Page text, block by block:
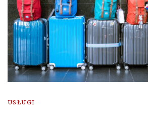
USŁUGI